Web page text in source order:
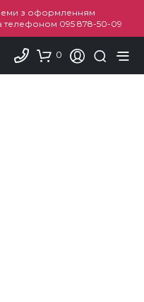
з оформленням
телефоном 095 878-50-09
0